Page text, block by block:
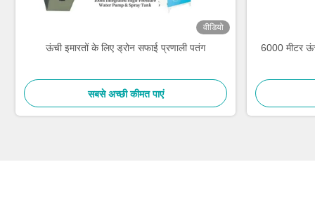
वीडियो
ऊंची इमारतों के लिए ड्रोन सफाई प्रणाली पतंग
सबसे अच्छी कीमत पाएं
6000 मीटर